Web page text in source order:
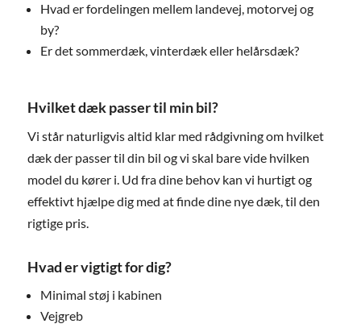
Hvad er fordelingen mellem landevej, motorvej og
by?
Er det sommerdæk, vinterdæk eller helårsdæk?
Hvilket dæk passer til min bil?
Vi står naturligvis altid klar med rådgivning om hvilket
dæk der passer til din bil og vi skal bare vide hvilken
model du kører i. Ud fra dine behov kan vi hurtigt og
effektivt hjælpe dig med at finde dine nye dæk, til den
rigtige pris.
Hvad er vigtigt for dig?
Minimal støj i kabinen
Vejgreb